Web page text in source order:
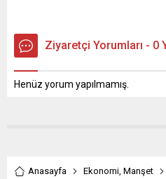
Ziyaretçi Yorumları - 0
Henüz yorum yapılmamış.
Anasayfa Ekonomi, Manşet